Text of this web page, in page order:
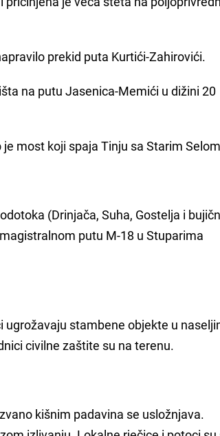
prekid puta Kurtići-Zahirovići.
na putu Jasenica-Memići u dižini 20
most koji spaja Tinju sa Starim
(Drinjača, Suha, Gostelja i
putu M-18 u Stuparima
ugrožavaju stambene objekte u
civilne zaštite su na terenu.
kišnim padavina se usložnjava.